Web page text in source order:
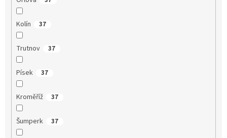
Kolín 37
Trutnov 37
Písek 37
Kroměříž 37
Šumperk 37